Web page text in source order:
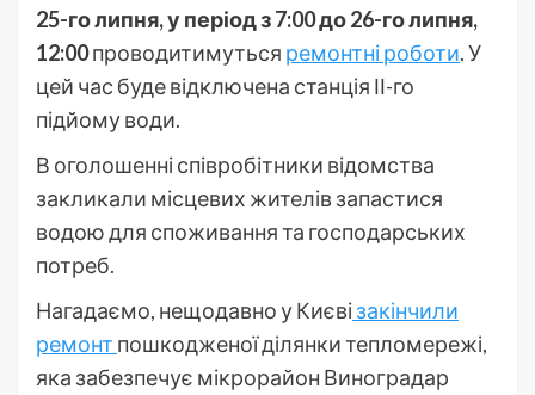
25-го липня, у період з 7:00 до 26-го липня,
12:00проводитимуться ремонтні роботи. У
цей час буде відключена станція ІІ-го
підйому води.
В оголошенні співробітники відомства
закликали місцевих жителів запастися
водою для споживання та господарських
потреб.
Нагадаємо, нещодавно у Києві закінчили
ремонт пошкодженої ділянки тепломережі,
яка забезпечує мікрорайон Виноградар